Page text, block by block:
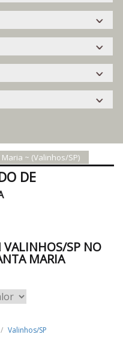
~ (Valinhos/SP)
DE
VALINHOS/SP NO
MARIA
Valinhos/SP